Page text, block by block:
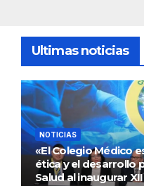
Ultimas noticias
NOTICIAS
«El Colegio Médico
ética y el desarrollo
Salud al inaugurar